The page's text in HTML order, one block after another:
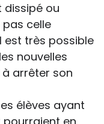
dissipé ou
celle
est très possible
nouvelles
arrêter son
élèves ayant